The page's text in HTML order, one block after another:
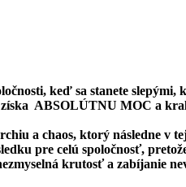
keď sa stanete
ABSOLÚTNU MOC a
a chaos, ktorý následne
pre celú spoločnosť,
krutosť a